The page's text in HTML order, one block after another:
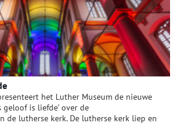
het Luther Museum de nieuwe
is liefde’ over de
de lutherse kerk. De lutherse kerk liep en